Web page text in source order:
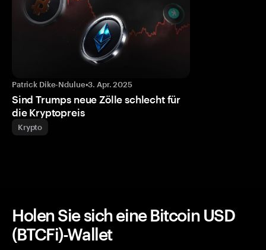
Patrick Dike-Ndulue•3. Apr. 2025
Sind Trumps neue Zölle schlecht für
die Kryptopreis
Krypto
Holen Sie sich eine Bitcoin USD
(BTCFi)-Wallet